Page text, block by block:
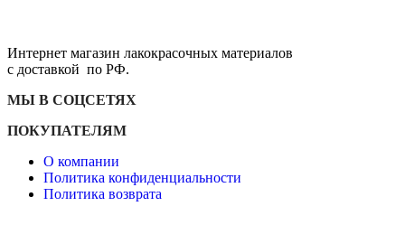
Интернет магазин лакокрасочных материалов
с доставкой по РФ.
МЫ В СОЦСЕТЯХ
ПОКУПАТЕЛЯМ
О компании
Политика конфиденциальности
Политика возврата